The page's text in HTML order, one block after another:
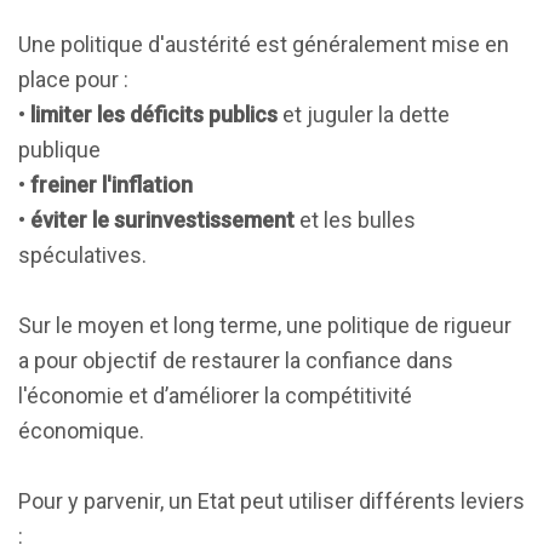
Une politique d'austérité est généralement mise en
place pour :
• limiter les déficits publics et juguler la dette
publique
• freiner l'inflation
• éviter le surinvestissement et les bulles
spéculatives.
Sur le moyen et long terme, une politique de rigueur
a pour objectif de restaurer la confiance dans
l'économie et d’améliorer la compétitivité
économique.
Pour y parvenir, un Etat peut utiliser différents leviers
: